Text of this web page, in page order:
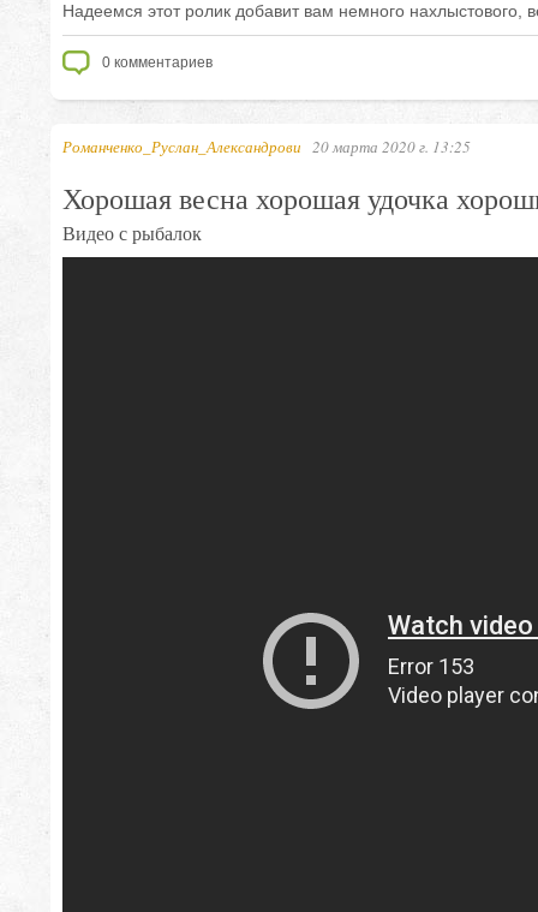
Надеемся этот ролик добавит вам немного нахлыстового,
0 комментариев
Романченко_Руслан_Александрови 20 марта 2020 г. 13:25
Хорошая весна хорошая удочка
Видео с рыбалок